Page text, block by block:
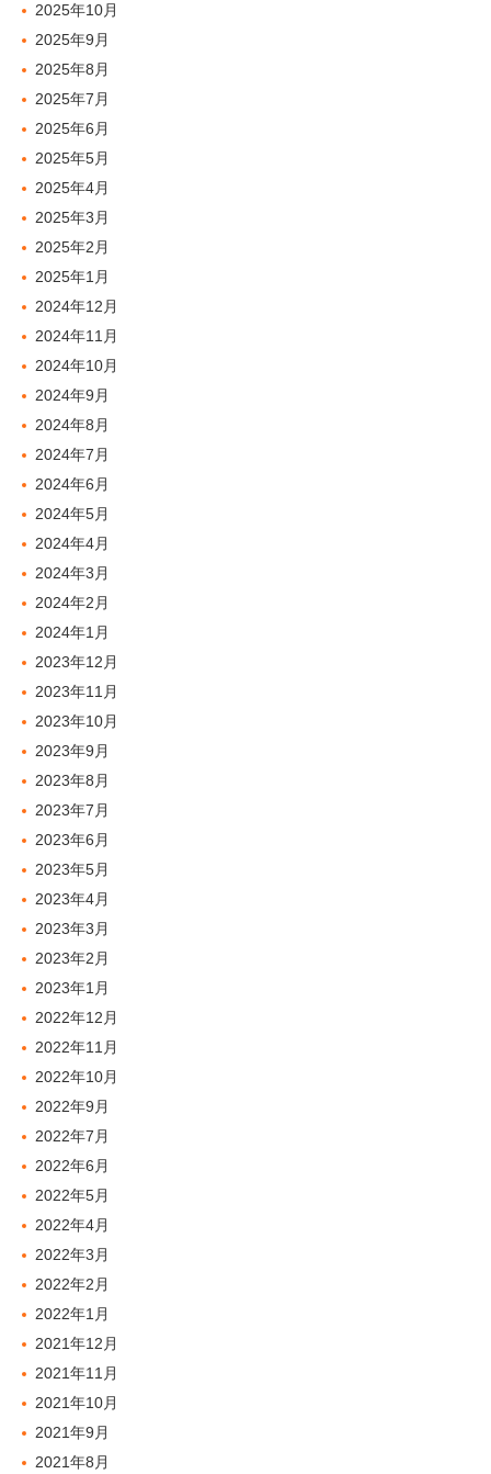
2025年10月
2025年9月
2025年8月
2025年7月
2025年6月
2025年5月
2025年4月
2025年3月
2025年2月
2025年1月
2024年12月
2024年11月
2024年10月
2024年9月
2024年8月
2024年7月
2024年6月
2024年5月
2024年4月
2024年3月
2024年2月
2024年1月
2023年12月
2023年11月
2023年10月
2023年9月
2023年8月
2023年7月
2023年6月
2023年5月
2023年4月
2023年3月
2023年2月
2023年1月
2022年12月
2022年11月
2022年10月
2022年9月
2022年7月
2022年6月
2022年5月
2022年4月
2022年3月
2022年2月
2022年1月
2021年12月
2021年11月
2021年10月
2021年9月
2021年8月